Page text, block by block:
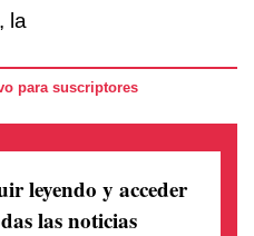
la
para suscriptores
leyendo y acceder
las noticias